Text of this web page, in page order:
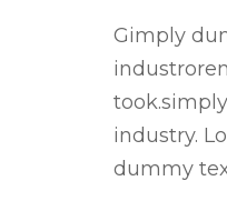
Gimply
industry.
dummy